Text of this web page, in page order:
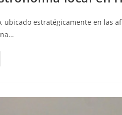
ubicado estratégicamente en